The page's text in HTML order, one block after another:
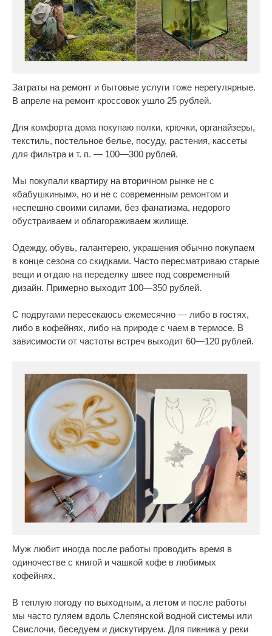
Затраты на ремонт и бытовые услуги тоже нерегулярные.
В апреле на ремонт кроссовок ушло 25 рублей.
Для комфорта дома покупаю полки, крючки, органайзеры,
текстиль, постельное белье, посуду, растения, кассеты
для фильтра и т. п. — 100—300 рублей.
Мы покупали квартиру на вторичном рынке не с
«бабушкиным», но и не с современным ремонтом и
неспешно своими силами, без фанатизма, недорого
обустраиваем и облагораживаем жилище.
Одежду, обувь, галантерею, украшения обычно покупаем
в конце сезона со скидками. Часто пересматриваю старые
вещи и отдаю на переделку швее под современный
дизайн. Примерно выходит 100—350 рублей.
С подругами пересекаюсь ежемесячно — либо в гостях,
либо в кофейнях, либо на природе с чаем в термосе. В
зависимости от частоты встреч выходит 60—120 рублей.
Муж любит иногда после работы проводить время в
одиночестве с книгой и чашкой кофе в любимых
кофейнях.
В теплую погоду по выходным, а летом и после работы
мы часто гуляем вдоль Слепянской водной системы или
Свислочи, беседуем и дискутируем. Для пикника у реки